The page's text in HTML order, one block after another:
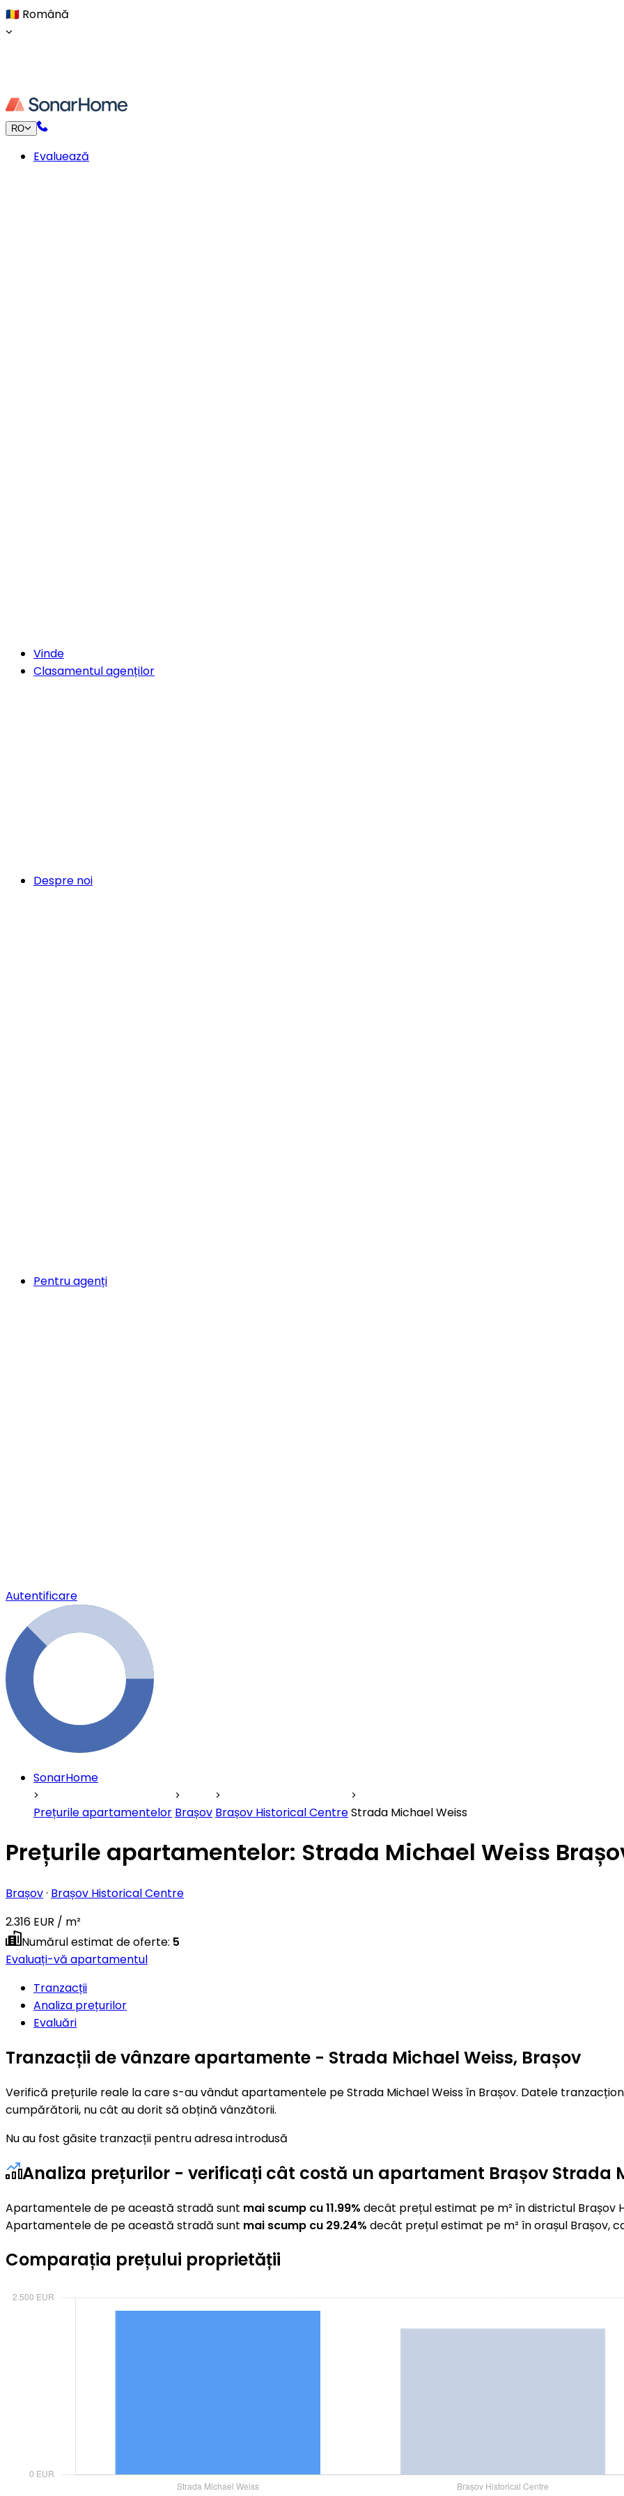
🇷🇴 Română
RO
Evaluează
Vinde
Clasamentul agenților
Despre noi
Pentru agenți
Autentificare
SonarHome
Prețurile apartamentelor Brașov Brașov Historical CentreStrada Michael Weiss
Prețurile apartamentelor: Strada Michael Weiss
Brașov· Brașov Historical Centre
2.316 EUR / m²
Numărul estimat de oferte: 5
Evaluați-vă apartamentul
Tranzacții
Analiza prețurilor
Evaluări
Tranzacții de vânzare apartamente - Strada Michael Weiss, Brașov
Verifică prețurile reale la care s-au vândut apartamentele pe Strada Michael Weiss în Brașov. Datele
cumpărătorii, nu cât au dorit să obțină vânzătorii.
Nu au fost găsite tranzacții pentru adresa introdusă
Analiza prețurilor - verificați cât costă un apartament Brașov Strada
Apartamentele de pe această stradă sunt mai scump cu 11.99% decât prețul estimat pe m² în districtul
Apartamentele de pe această stradă sunt mai scump cu 29.24% decât prețul estimat pe m² în orașul Brașov,
Comparația prețului proprietății